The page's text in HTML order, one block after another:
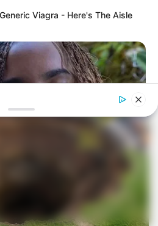
Viagra - Here's The Aisle
Is A Sight To See